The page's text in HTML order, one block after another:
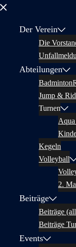
Menü
Der Verein
Die
Abteilungen
Badminton
Jump &
Turnen
Kegeln
Volleyball
2.
Beiträge
Beiträge
Beiträge
Events